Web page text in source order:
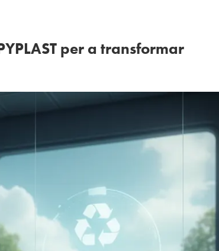
per a transformar